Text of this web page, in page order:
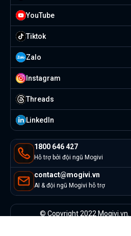
1800 646 427
Hỗ trợ bởi đội ngũ Mogivi
contact@mogivi.vn
AI & đội ngũ Mogivi hỗ trợ
YouTube
Tiktok
Zalo
Instagram
Threads
Linkedln
© Copyright 2022